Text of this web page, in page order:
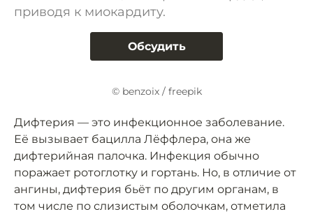
приводя к миокардиту.
Обсудить
© benzoix / freepik
Дифтерия — это инфекционное заболевание.
Её вызывает бацилла Лёффлера, она же
дифтерийная палочка. Инфекция обычно
поражает ротоглотку и гортань. Но, в отличие от
ангины, дифтерия бьёт по другим органам, в
том числе по слизистым оболочкам, отметила